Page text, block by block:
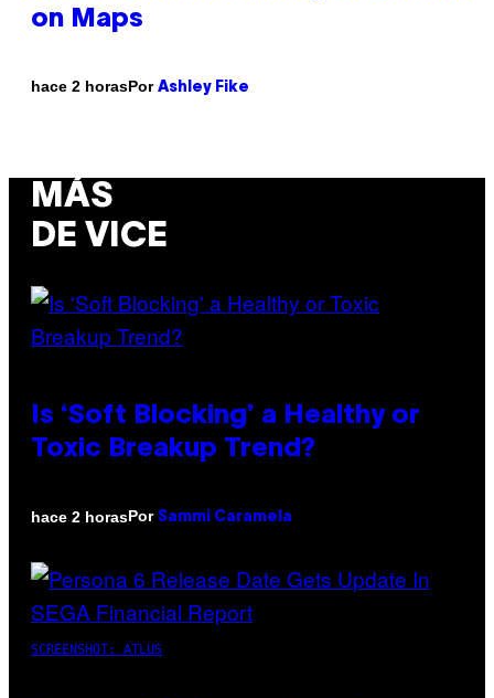
on Maps
hace 2 horasPor Ashley Fike
MÁS
DE VICE
Is ‘Soft Blocking’ a Healthy or
Toxic Breakup Trend?
hace 2 horasPor Sammi Caramela
SCREENSHOT: ATLUS